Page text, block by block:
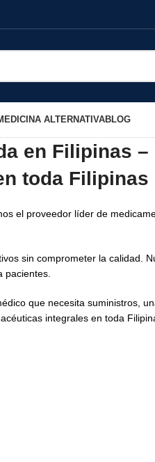
ALTERNATIVABLOG
en Filipinas
toda Filipinas
el proveedor líder de
sin comprometer la calidad.
pacientes.
que necesita suministros,
integrales en toda